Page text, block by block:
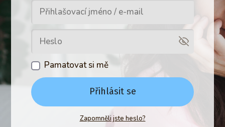
Pamatovat si mě
Přihlásit se
Zapomněli jste heslo?